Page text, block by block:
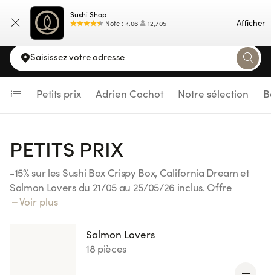
Sushi Shop
Note : 4.06
12,705
-
Afficher
Carte
Saisissez votre adresse
Petits prix Adrien Cachot Notre sélection
PETITS PRIX
-15% sur les Sushi Box Crispy Box, California Dream et
Salmon Lovers du 21/05 au 25/05/26 inclus. Offre
valable sur place, à emporter, livraison et Click&Collect.
Valable dans tous les Sushi Shop Belgique à l'exception
Voir plus
Salmon Lovers
18 pièces